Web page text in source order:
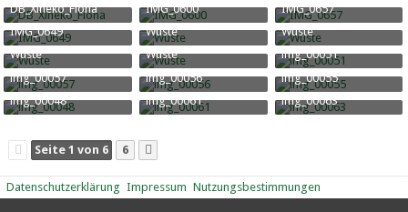
DB_Xineko_Fiona
Xine-29. April 2020
37.025
IMG_0600
Kinman-26. Juli 2018
47.529
IMG_0657
Kinman-26. Juli 2018
46.199
IMG_0649
Kinman-26. Juli 2018
20.782
Wüste
RiaStarchild-9. Januar 2018
15.214
Wüste
RiaStarchild-9. Januar
39.517
Wüste
RiaStarchild-9. Januar 2018
15.228
Wüste
RiaStarchild-9. Januar 2018
15.310
img_00051
Kinman-9. Januar 2018
16.748
img_00057
Kinman-9. Januar 2018
15.944
img_00056
Kinman-9. Januar 2018
17.669
img_00055
Kinman-9. Januar 2018
16.354
img_00048
Kinman-9. Januar 2018
img_00061
Kinman-9. Januar 2018
img_00063
Kinman-9. Januar 2018
Seite 1 von 6 6
Datenschutzerklärung Impressum Nutzungsbestimmungen